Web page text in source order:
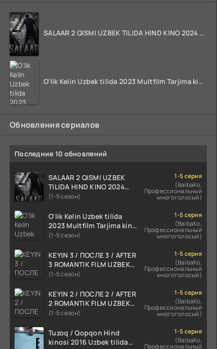
SALAAR 2 QISMI UZBEK TILIDA HIND KINO 2024 TARJIMA 720p HD Skachat
O'lik Kelin Uzbek tilida 2023 Multfilm Tarjima kino skachat
Обновления сериалов
Последние 10 обновлений
SALAAR 2 QISMI UZBEK
TILIDA HIND KINO 2024
TARJIMA 720p HD Skachat
(1-5 сезон)
1-5 серия
(BaibaKo,
Профессиональный
многоголосый)
O'lik Kelin Uzbek tilida
2023 Multfilm Tarjima kino
skachat
(1-5 сезон)
1-5 серия
(BaibaKo,
Профессиональный
многоголосый)
KEYIN 3 / ПОСЛЕ 3 / AFTER
3 ROMANTIK FILM UZBEK
TILIDA 2021 TARJIMA FILM
(1-5 сезон)
1-5 серия
(BaibaKo,
Профессиональный
многоголосый)
KEYIN 2 / ПОСЛЕ 2 / AFTER
2 ROMANTIK FILM UZBEK
TILIDA 2020 TARJIMA FILM
(1-5 сезон)
1-5 серия
(BaibaKo,
Профессиональный
многоголосый)
Tuzoq / Qopqon Hind
kinosi 2016 Uzbek tilida
1-5 серия
(BaibaKo,
Профессиональный